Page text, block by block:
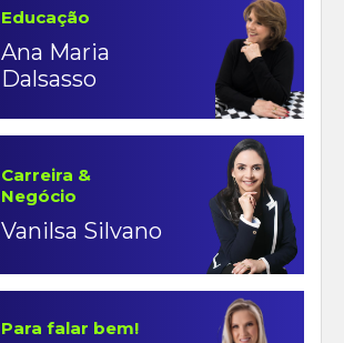
Educação
Ana Maria
Dalsasso
Carreira &
Negócio
Vanilsa Silvano
Para falar bem!